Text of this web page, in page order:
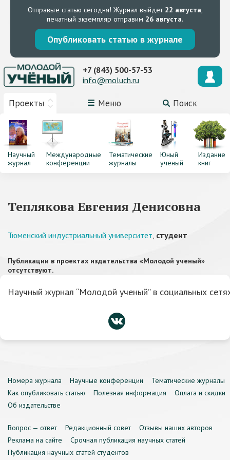
Отправьте статью сегодня! Журнал выйдет 22 августа,
печатный экземпляр отправим 26 августа.
Опубликовать статью в журнале
Проекты Меню Поиск
+7 (843) 500-57-53
info@moluch.ru
Научный
журнал
Международные
конференции
Тематические
журналы
Юный
ученый
Издание
книг
Теплякова Евгения Денисовна
Тюменский индустриальный университет, студент
Публикации в проектах издательства «Молодой ученый»
отсутствуют.
Научный журнал “Молодой ученый” в социальных
Номера журнала Научные конференции
Тематические журналы
Как опубликовать статью
Полезная информация
Оплата и скидки
Об издательстве
Вопрос — ответ Редакционный совет
Отзывы наших авторов
Реклама на сайте
Срочная публикация научных статей
Публикация научных статей студентов